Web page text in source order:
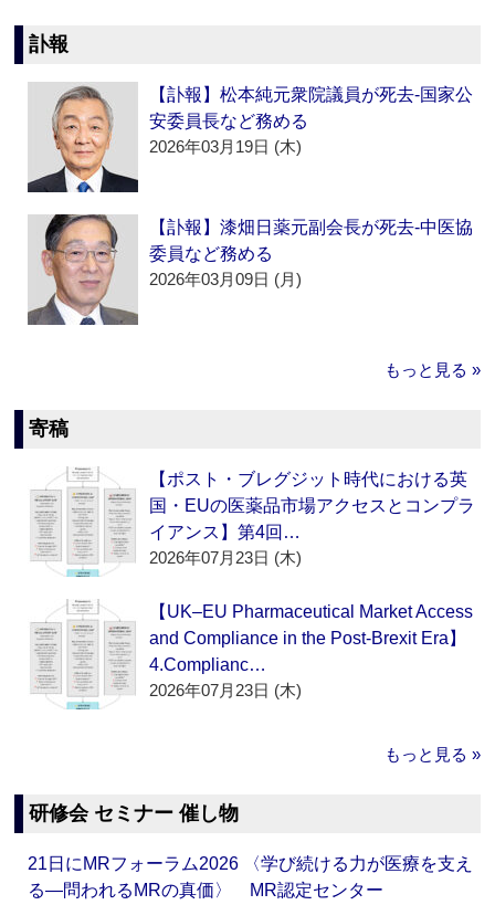
訃報
【訃報】松本純元衆院議員が死去‐国家公
安委員長など務める
2026年03月19日 (木)
【訃報】漆畑日薬元副会長が死去‐中医協
委員など務める
2026年03月09日 (月)
もっと見る »
寄稿
【ポスト・ブレグジット時代における英
国・EUの医薬品市場アクセスとコンプラ
イアンス】第4回…
2026年07月23日 (木)
【UK–EU Pharmaceutical Market Access
and Compliance in the Post-Brexit Era】
4.Complianc…
2026年07月23日 (木)
もっと見る »
研修会 セミナー 催し物
21日にMRフォーラム2026 〈学び続ける力が医療を支え
る―問われるMRの真価〉 MR認定センター